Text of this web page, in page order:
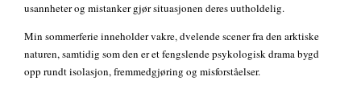
usannheter og mistanker gjør situasjonen deres uutholdelig.
Min sommerferie inneholder vakre, dvelende scener fra den arktiske
naturen, samtidig som den er et fengslende psykologisk drama bygd
opp rundt isolasjon, fremmedgjøring og misforståelser.